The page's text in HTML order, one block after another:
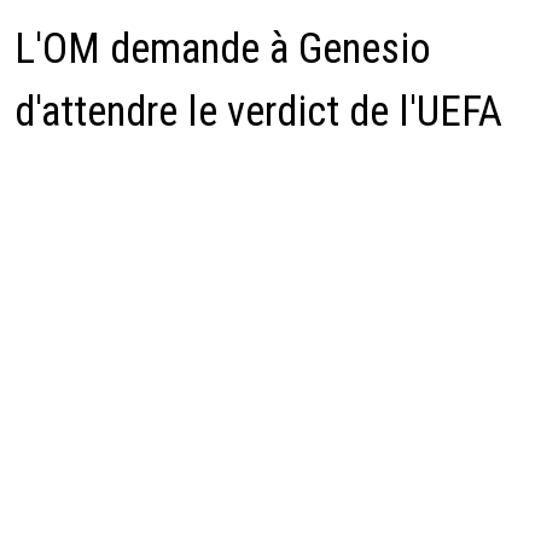
L'OM demande à Genesio
d'attendre le verdict de l'UEFA